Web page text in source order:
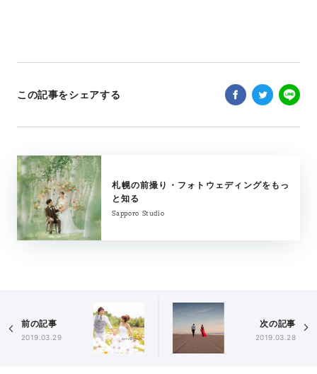
この記事をシェアする
札幌の前撮り・フォトウェディングをもっ
と知る
Sapporo Studio
前の記事
2019.03.29
次の記事
2019.03.28